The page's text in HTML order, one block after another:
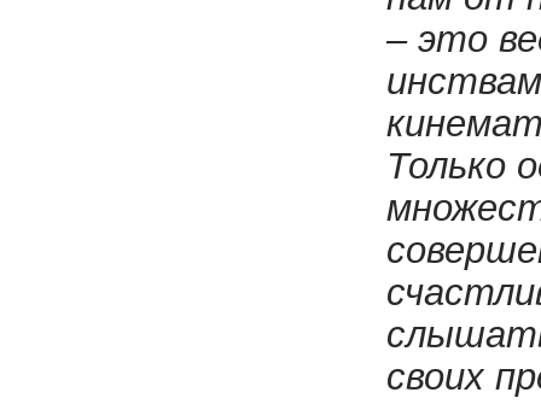
– это
Только
своих